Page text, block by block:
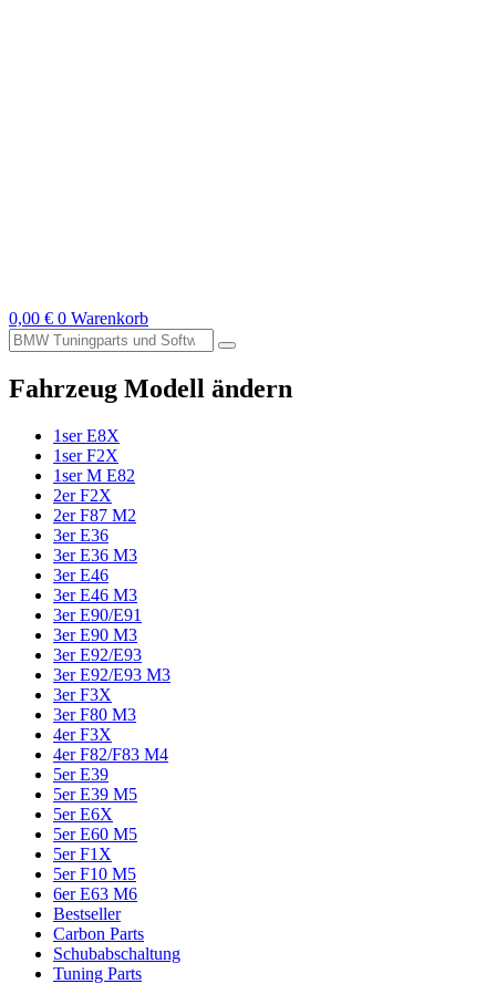
0,00 € 0 Warenkorb
Suche
nach:
Fahrzeug Modell ändern
1ser E8X
1ser F2X
1ser M E82
2er F2X
2er F87 M2
3er E36
3er E36 M3
3er E46
3er E46 M3
3er E90/E91
3er E90 M3
3er E92/E93
3er E92/E93 M3
3er F3X
3er F80 M3
4er F3X
4er F82/F83 M4
5er E39
5er E39 M5
5er E6X
5er E60 M5
5er F1X
5er F10 M5
6er E63 M6
Bestseller
Carbon Parts
Schubabschaltung
Tuning Parts